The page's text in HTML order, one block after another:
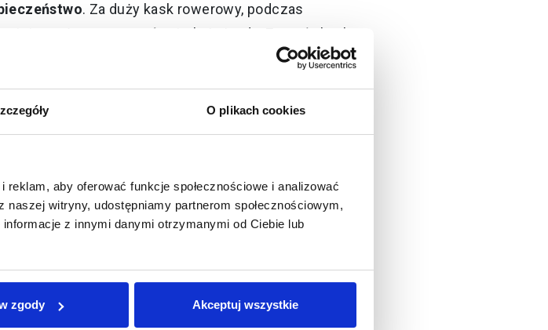
O plikach cookies
aby oferować funkcje społecznościowe i analizować
witryny, udostępniamy partnerom społecznościowym,
z innymi danymi otrzymanymi od Ciebie lub
zgody Akceptuj wszystkie
. Za duży kask rowerowy, podczas
może rozpraszać w trakcie jazdy. Za mały kask
wtedy przeszkadzającym akcesorium, które
kupimy je w nieodpowiednim rozmiarze, to nie
uwagę przykuje akcesorium.
rowerowa, co warto zabrać na dłuższą trasę?